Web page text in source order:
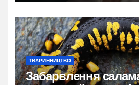
ТВАРИННИЦТВО
Забарвлення